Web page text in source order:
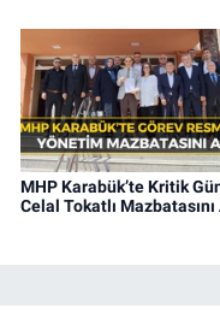
MHP Karabük’te Kritik
Celal Tokatlı Mazbatasını